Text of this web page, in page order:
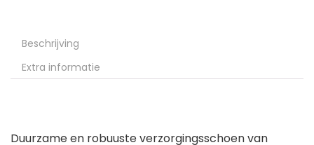
Beschrijving
Extra informatie
Duurzame en robuuste verzorgingsschoen van